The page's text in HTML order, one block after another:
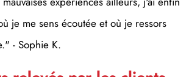
je me sens écoutée et où je ressors
- Sophie K.